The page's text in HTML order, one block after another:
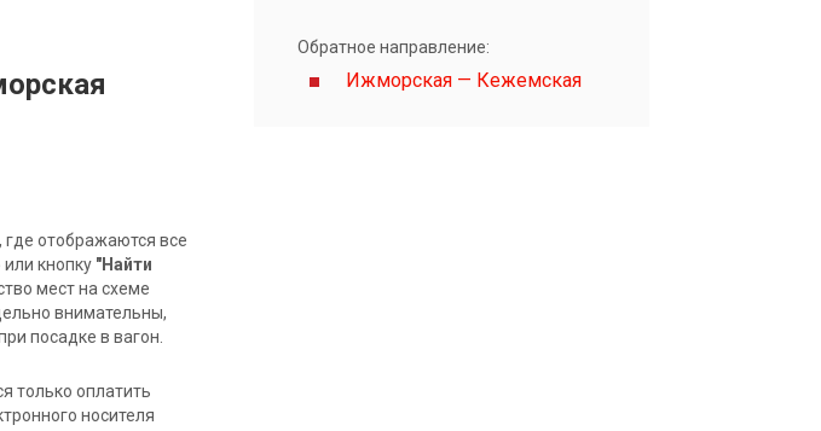
отображаются все
кнопку "Найти
мест на схеме
внимательны,
посадке в вагон.
только оплатить
носителя
Обратное направление:
Ижморская — Кежемская